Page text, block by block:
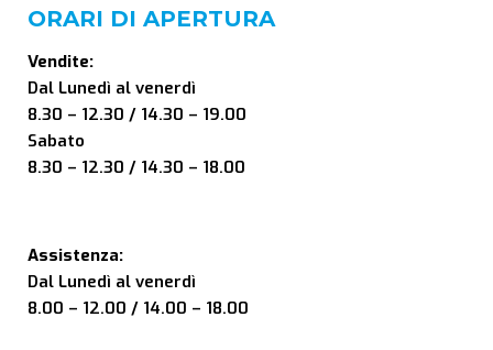
ORARI DI APERTURA
Vendite:
Dal Lunedì al venerdì
8.30 – 12.30 / 14.30 – 19.00
Sabato
8.30 – 12.30 / 14.30 – 18.00
Assistenza:
Dal Lunedì al venerdì
8.00 – 12.00 / 14.00 – 18.00